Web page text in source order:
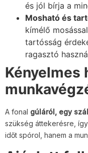
és jól bírja a
Mosható és
kímélő
tartósság
ragasztó
Kényelmes
A fonal gúláról, egy
szükség áttekerésre,
időt spórol, hanem a